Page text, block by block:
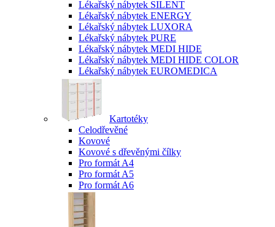
Lékařský nábytek SILENT
Lékařský nábytek ENERGY
Lékařský nábytek LUXORA
Lékařský nábytek PURE
Lékařský nábytek MEDI HIDE
Lékařský nábytek MEDI HIDE COLOR
Lékařský nábytek EUROMEDICA
Kartotéky
Celodřevěné
Kovové
Kovové s dřevěnými čílky
Pro formát A4
Pro formát A5
Pro formát A6